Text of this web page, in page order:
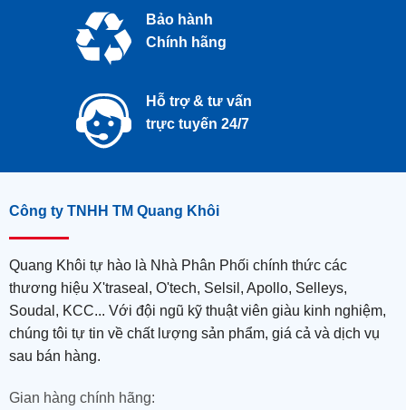
Bảo hành
Chính hãng
Hỗ trợ & tư vấn
trực tuyến 24/7
Công ty TNHH TM Quang Khôi
Quang Khôi tự hào là Nhà Phân Phối chính thức các
thương hiệu X'traseal, O'tech, Selsil, Apollo, Selleys,
Soudal, KCC... Với đội ngũ kỹ thuật viên giàu kinh nghiệm,
chúng tôi tự tin về chất lượng sản phẩm, giá cả và dịch vụ
sau bán hàng.
Gian hàng chính hãng: